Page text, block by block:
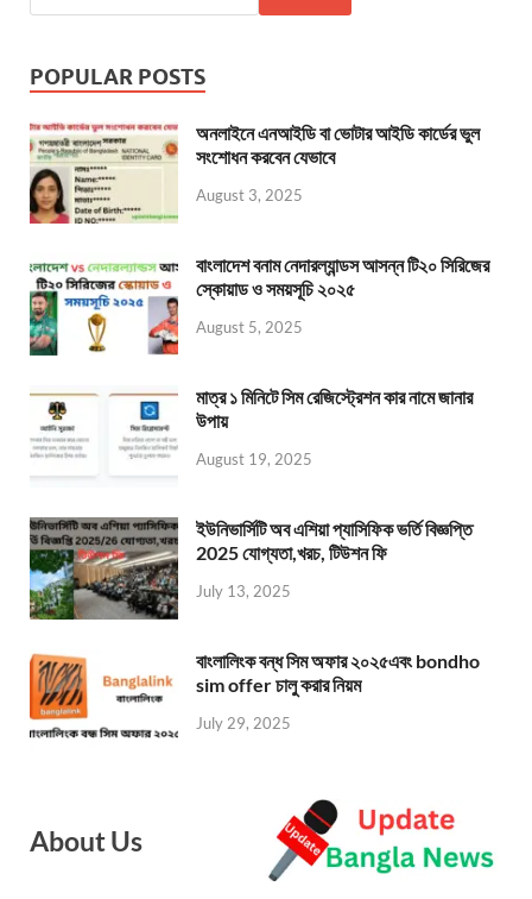
POPULAR POSTS
অনলাইনে এনআইডি বা ভোটার আইডি কার্ডের ভুল
সংশোধন করবেন যেভাবে
August 3, 2025
বাংলাদেশ বনাম নেদারল্যান্ডস আসন্ন টি২০ সিরিজের
স্কোয়াড ও সময়সূচি ২০২৫
August 5, 2025
মাত্র ১ মিনিটে সিম রেজিস্ট্রেশন কার নামে জানার
উপায়
August 19, 2025
ইউনিভার্সিটি অব এশিয়া প্যাসিফিক ভর্তি বিজ্ঞপ্তি
2025 যোগ্যতা,খরচ, টিউশন ফি
July 13, 2025
বাংলালিংক বন্ধ সিম অফার ২০২৫এবং bondho
sim offer চালু করার নিয়ম
July 29, 2025
About Us